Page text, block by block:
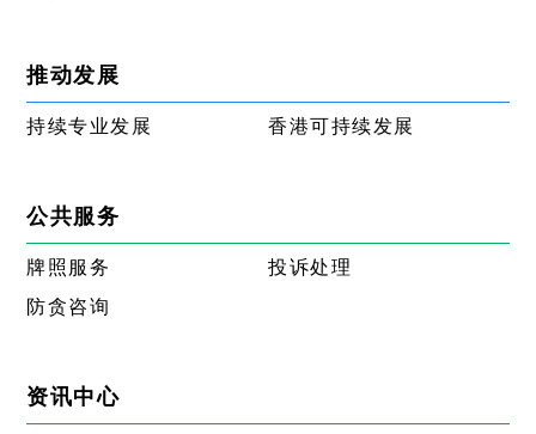
推动发展
持续专业发展 香港可持续发展
公共服务
牌照服务
投诉处理
防贪咨询
资讯中心